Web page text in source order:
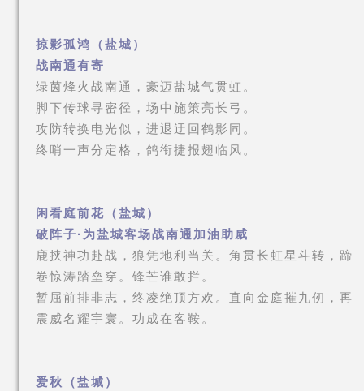
掠影孤鸿（盐城）
战南通有寄
绿茵烽火战南通，豪迈盐城气贯虹。
脚下传球寻密径，场中施策亮长弓。
攻防转换电光似，进退迂回鹤影同。
终哨一声分定格，鸽衔捷报翅临风。
闲看庭前花（盐城）
破阵子·为盐城客场战南通加油助威
鹿挟神功赴战，狼凭地利当关。角贯长虹星斗转，蹄
卷惊涛踏垒穿。锋芒谁敢拦。
暂屈前排非志，终凌绝顶方欢。直向金庭摧九仞，再
震威名耀宇寰。功成在客鞍。
爱秋（盐城）